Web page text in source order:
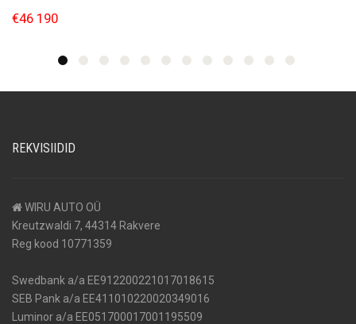
REKVISIIDID
WIRU AUTO OÜ
Kreutzwaldi 7, 44314 Rakvere
Reg kood 10771359
Swedbank a/a EE912200221017018615
SEB Pank a/a EE411010220020349016
Luminor a/a EE051700017001195509